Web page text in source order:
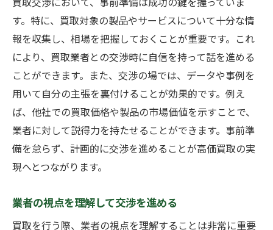
す。特に、買取対象の製品やサービスについて十分な情
報を収集し、相場を把握しておくことが重要です。これ
により、買取業者との交渉時に自信を持って話を進める
ことができます。また、交渉の場では、データや事例を
用いて自分の主張を裏付けることが効果的です。例え
ば、他社での買取価格や製品の市場価値を示すことで、
業者に対して説得力を持たせることができます。事前準
備を怠らず、計画的に交渉を進めることが高価買取の実
現へとつながります。
業者の視点を理解して交渉を進める
買取を行う際、業者の視点を理解することは非常に重要